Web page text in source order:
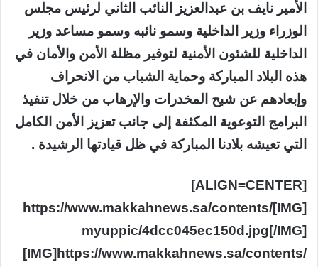
الأمير نايف بن عبدالعزيز النائب الثاني لرئيس مجلس
الوزراء وزير الداخلية وسمو نائبه وسمو مساعد وزير
الداخلية للشئون الأمنية لتوفير مظلة الأمن والأمان في
هذه البلاد المباركة وحماية الشباب من الانحراف
وإبعادهم عن شبح المخدرات والإرهاب من خلال تنفيذ
البرامج التوعوية المكثفة إلى جانب تعزيز الأمن الكامل
التي تعيشه بلادنا المباركة في ظل قيادتها الرشيدة .
[ALIGN=CENTER]
[IMG]https://www.makkahnews.sa/contents/
myuppic/4dcc045ec150d.jpg[/IMG]
[IMG]https://www.makkahnews.sa/contents/